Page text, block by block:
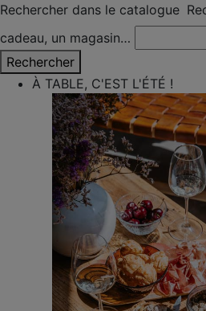
Rechercher dans le catalogue
cadeau, un magasin…
Rechercher
À TABLE, C'EST L'ÉTÉ !